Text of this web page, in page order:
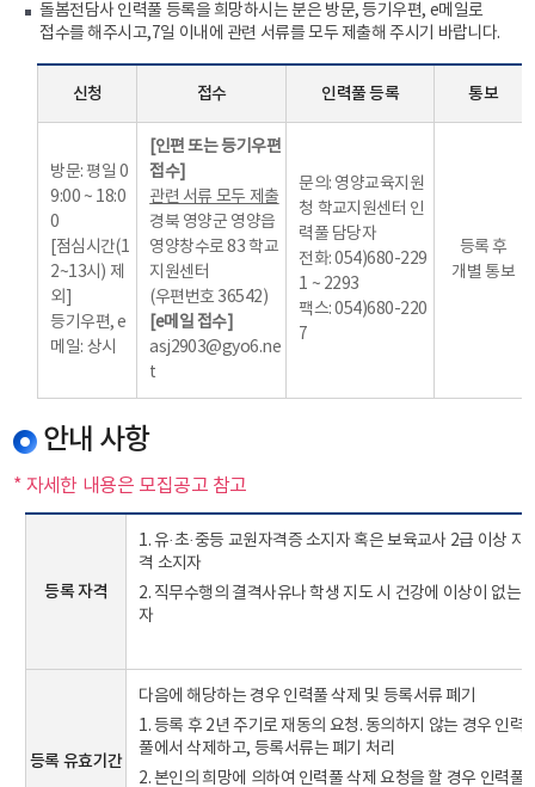
돌봄전담사 인력풀 등록을 희망하시는 분은 방문, 등기우편, e메일로
접수를 해주시고,7일 이내에 관련 서류를 모두 제출해 주시기 바랍니다.
신청 접수 인력풀 등록 통보
방문: 평일 0
9:00 ~ 18:0
0
[점심시간(1
2~13시) 제
외]
등기우편, e
메일: 상시
[인편 또는 등기우편
접수]
관련 서류 모두 제출
경북 영양군 영양읍
영양창수로 83 학교
지원센터
(우편번호 36542)
[e메일 접수]
asj2903@gyo6.ne
t
문의: 영양교육지원
청 학교지원센터 인
력풀 담당자
전화: 054)680-229
1 ~ 2293
팩스: 054)680-220
7
등록 후
개별 통보
안내 사항
* 자세한 내용은 모집공고 참고
등록 자격
1. 유·초·중등 교원자격증 소지자 혹은 보육교사 2급 이상 자
격 소지자
2. 직무수행의 결격사유나 학생 지도 시 건강에 이상이 없는
자
등록 유효기간
다음에 해당하는 경우 인력풀 삭제 및 등록서류 폐기
1. 등록 후 2년 주기로 재동의 요청. 동의하지 않는 경우 인력
풀에서 삭제하고, 등록서류는 폐기 처리
2. 본인의 희망에 의하여 인력풀 삭제 요청을 할 경우 인력풀